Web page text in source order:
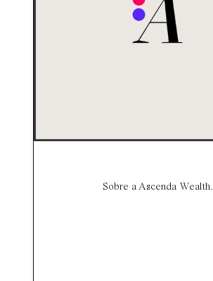
Sobre a Ascenda Wealth.